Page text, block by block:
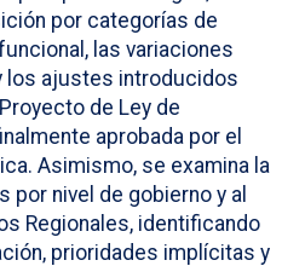
por categorías de
las variaciones
los ajustes introducidos
de Ley de
aprobada por el
Asimismo, se examina la
nivel de gobierno y al
Regionales, identificando
prioridades implícitas y